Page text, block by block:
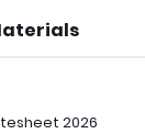
2026